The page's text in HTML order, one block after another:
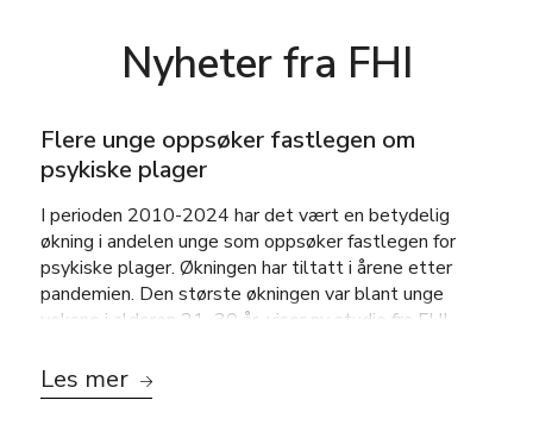
Nyheter fra FHI
Flere unge oppsøker fastlegen om
psykiske plager
I perioden 2010-2024 har det vært en betydelig
økning i andelen unge som oppsøker fastlegen for
psykiske plager. Økningen har tiltatt i årene etter
pandemien. Den største økningen var blant unge
voksne i alderen 21–30 år, viser ny studie fra FHI.
Les mer